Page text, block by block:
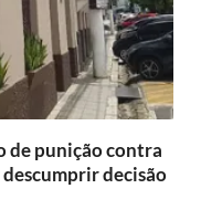
de punição contra
decisão